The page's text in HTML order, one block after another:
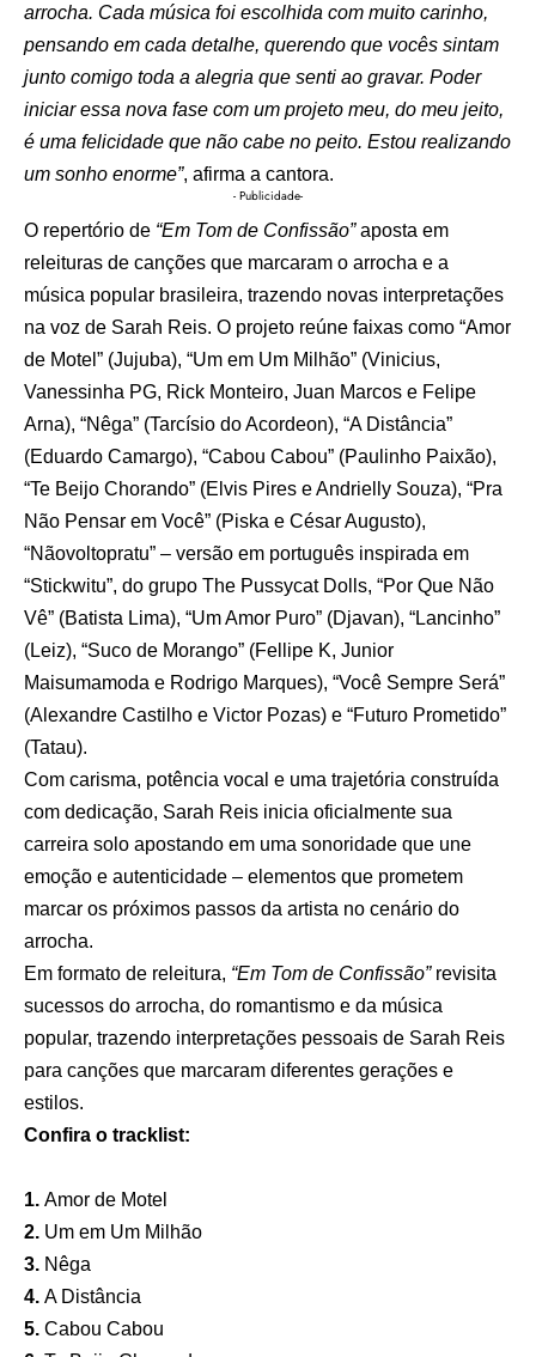
arrocha. Cada música foi escolhida com muito carinho,
pensando em cada detalhe, querendo que vocês sintam
junto comigo toda a alegria que senti ao gravar. Poder
iniciar essa nova fase com um projeto meu, do meu jeito,
é uma felicidade que não cabe no peito. Estou realizando
um sonho enorme”, afirma a cantora.
- Publicidade-
O repertório de “Em Tom de Confissão”aposta em
releituras de canções que marcaram o arrocha e a
música popular brasileira, trazendo novas interpretações
na voz de Sarah Reis. O projeto reúne faixas como “Amor
de Motel” (Jujuba), “Um em Um Milhão” (Vinicius,
Vanessinha PG, Rick Monteiro, Juan Marcos e Felipe
Arna), “Nêga” (Tarcísio do Acordeon), “A Distância”
(Eduardo Camargo), “Cabou Cabou” (Paulinho Paixão),
“Te Beijo Chorando” (Elvis Pires e Andrielly Souza), “Pra
Não Pensar em Você” (Piska e César Augusto),
“Nãovoltopratu” – versão em português inspirada em
“Stickwitu”, do grupo The Pussycat Dolls, “Por Que Não
Vê” (Batista Lima), “Um Amor Puro” (Djavan), “Lancinho”
(Leiz), “Suco de Morango” (Fellipe K, Junior
Maisumamoda e Rodrigo Marques), “Você Sempre Será”
(Alexandre Castilho e Victor Pozas) e “Futuro Prometido”
(Tatau).
Com carisma, potência vocal e uma trajetória construída
com dedicação, Sarah Reis inicia oficialmente sua
carreira solo apostando em uma sonoridade que une
emoção e autenticidade – elementos que prometem
marcar os próximos passos da artista no cenário do
arrocha.
Em formato de releitura, “Em Tom de Confissão”revisita
sucessos do arrocha, do romantismo e da música
popular, trazendo interpretações pessoais de Sarah Reis
para canções que marcaram diferentes gerações e
estilos.
Confira o tracklist:
1. Amor de Motel
2. Um em Um Milhão
3. Nêga
4. A Distância
5. Cabou Cabou